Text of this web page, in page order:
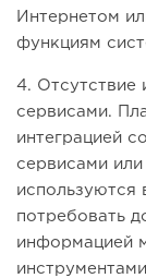
Интернетом
функциям
4. Отсутствие
сервисами.
интеграцией
сервисами
используются
потребовать
информацией